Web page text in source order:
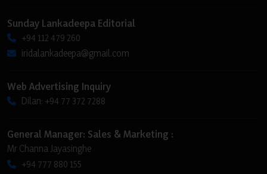
Sunday Lankadeepa Editorial
+94 112 479 260
iridalankadeepa@gmail.com
Web Advertising Inquiry
Dilan: +94 77 372 7288
General Manager: Sales & Marketing :
Mr Channa Jayasinghe
+94 777 880 155